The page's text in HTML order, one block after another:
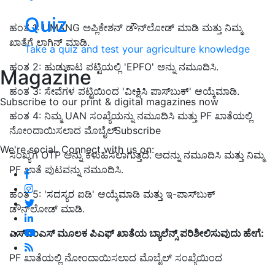
Quiz
Take a quiz and test your agriculture knowledge
Magazine
Subscribe to our print & digital magazines now
Subscribe
We're social. Connect with us on:
ಹಂತ 1: UMANG ಅಪ್ಲಿಕೇಶನ್ ಡೌನ್‌ಲೋಡ್ ಮಾಡಿ ಮತ್ತು ನಿಮ್ಮ
ಖಾತೆಗೆ ಲಾಗಿನ್ ಮಾಡಿ.
ಹಂತ 2: ಹುಡುಕಾಟ ಪಟ್ಟಿಯಲ್ಲಿ 'EPFO' ಅನ್ನು ನಮೂದಿಸಿ.
ಹಂತ 3: ಸೇವೆಗಳ ಪಟ್ಟಿಯಿಂದ 'ವೀಕ್ಷಿಸಿ ಪಾಸ್‌ಬುಕ್' ಆಯ್ಕೆಮಾಡಿ.
ಹಂತ 4: ನಿಮ್ಮ UAN ಸಂಖ್ಯೆಯನ್ನು ನಮೂದಿಸಿ ಮತ್ತು PF ಖಾತೆಯಲ್ಲಿ
ನೋಂದಾಯಿಸಲಾದ ಮೊಬೈಲ್
ಸಂಖ್ಯೆಗೆ OTP ಅನ್ನು ಕಳುಹಿಸಲಾಗುತ್ತದೆ. ಅದನ್ನು ನಮೂದಿಸಿ ಮತ್ತು ನಿಮ್ಮ
PF ಖಾತೆ ಪುಟವನ್ನು ನಮೂದಿಸಿ.
ಹಂತ 5: 'ಸದಸ್ಯರ ಐಡಿ' ಆಯ್ಕೆಮಾಡಿ ಮತ್ತು ಇ-ಪಾಸ್‌ಬುಕ್
ಡೌನ್‌ಲೋಡ್ ಮಾಡಿ.
ಎಸ್‌ಎಂಎಸ್ ಮೂಲಕ ಪಿಎಫ್ ಖಾತೆಯ ಬ್ಯಾಲೆನ್ಸ್ ಪರಿಶೀಲಿಸುವುದು ಹೇಗೆ:
PF ಖಾತೆಯಲ್ಲಿ ನೋಂದಾಯಿಸಲಾದ ಮೊಬೈಲ್ ಸಂಖ್ಯೆಯಿಂದ